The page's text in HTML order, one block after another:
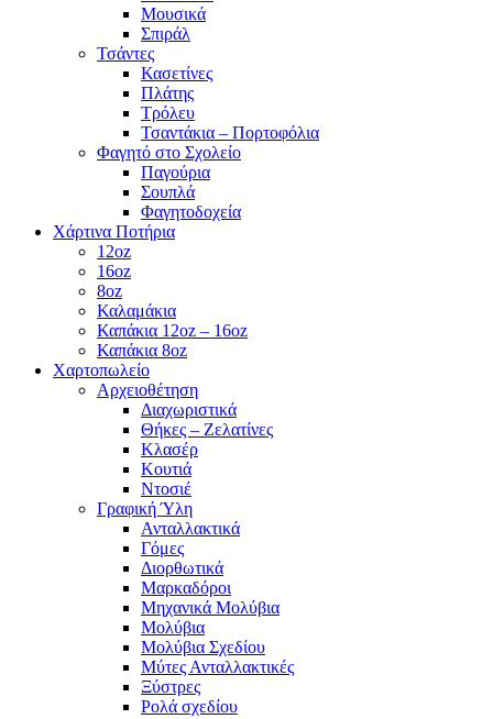
Μουσικά
Σπιράλ
Τσάντες
Κασετίνες
Πλάτης
Τρόλευ
Τσαντάκια – Πορτοφόλια
Φαγητό στο Σχολείο
Παγούρια
Σουπλά
Φαγητοδοχεία
Χάρτινα Ποτήρια
12oz
16oz
8oz
Καλαμάκια
Καπάκια 12oz – 16oz
Καπάκια 8oz
Χαρτοπωλείο
Αρχειοθέτηση
Διαχωριστικά
Θήκες – Ζελατίνες
Κλασέρ
Κουτιά
Ντοσιέ
Γραφική Ύλη
Ανταλλακτικά
Γόμες
Διορθωτικά
Μαρκαδόροι
Μηχανικά Μολύβια
Μολύβια
Μολύβια Σχεδίου
Μύτες Ανταλλακτικές
Ξύστρες
Ρολά σχεδίου